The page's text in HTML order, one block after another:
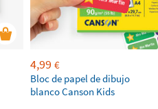
4,99 €
Bloc de papel de dibujo
blanco Canson Kids